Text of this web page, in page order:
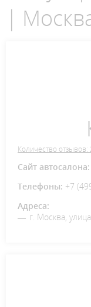
|
Количество отзывов:
Сайт автосалона:
Телефоны: +7
Адреса:
г. Москва,